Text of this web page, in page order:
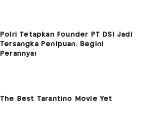
Polri Tetapkan Founder PT DSI Jadi
Tersangka Penipuan, Begini
Perannya!